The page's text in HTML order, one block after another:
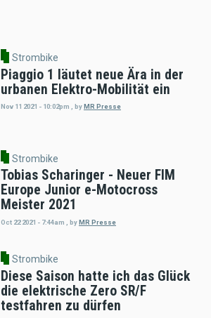
Strombike
Piaggio 1 läutet neue Ära in der
urbanen Elektro-Mobilität ein
Nov 11 2021 - 10:02pm byMR Presse
Strombike
Tobias Scharinger - Neuer FIM
Europe Junior e-Motocross
Meister 2021
Oct 22 2021 - 7:44am byMR Presse
Strombike
Diese Saison hatte ich das Glück
die elektrische Zero SR/F
testfahren zu dürfen